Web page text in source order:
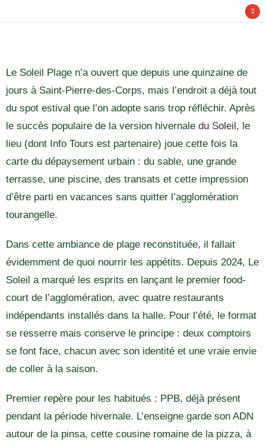
Le Soleil Plage n’a ouvert que depuis une quinzaine de
jours à Saint-Pierre-des-Corps, mais l’endroit a déjà tout
du spot estival que l’on adopte sans trop réfléchir. Après
le succès populaire de la version hivernale du Soleil, le
lieu (dont Info Tours est partenaire) joue cette fois la
carte du dépaysement urbain : du sable, une grande
terrasse, une piscine, des transats et cette impression
d’être parti en vacances sans quitter l’agglomération
tourangelle.
Dans cette ambiance de plage reconstituée, il fallait
évidemment de quoi nourrir les appétits. Depuis 2024, Le
Soleil a marqué les esprits en lançant le premier food-
court de l’agglomération, avec quatre restaurants
indépendants installés dans la halle. Pour l’été, le format
se resserre mais conserve le principe : deux comptoirs
se font face, chacun avec son identité et une vraie envie
de coller à la saison.
Premier repère pour les habitués : PPB, déjà présent
pendant la période hivernale. L’enseigne garde son ADN
autour de la pinsa, cette cousine romaine de la pizza, à